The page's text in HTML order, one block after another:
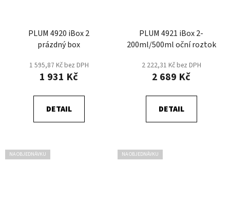
PLUM 4920 iBox 2
prázdný box
1 595,87 Kč bez DPH
1 931 Kč
DETAIL
PLUM 4921 iBox 2-
200ml/500ml oční roztok
2 222,31 Kč bez DPH
2 689 Kč
DETAIL
NA OBJEDNÁVKU NA OBJEDNÁVKU